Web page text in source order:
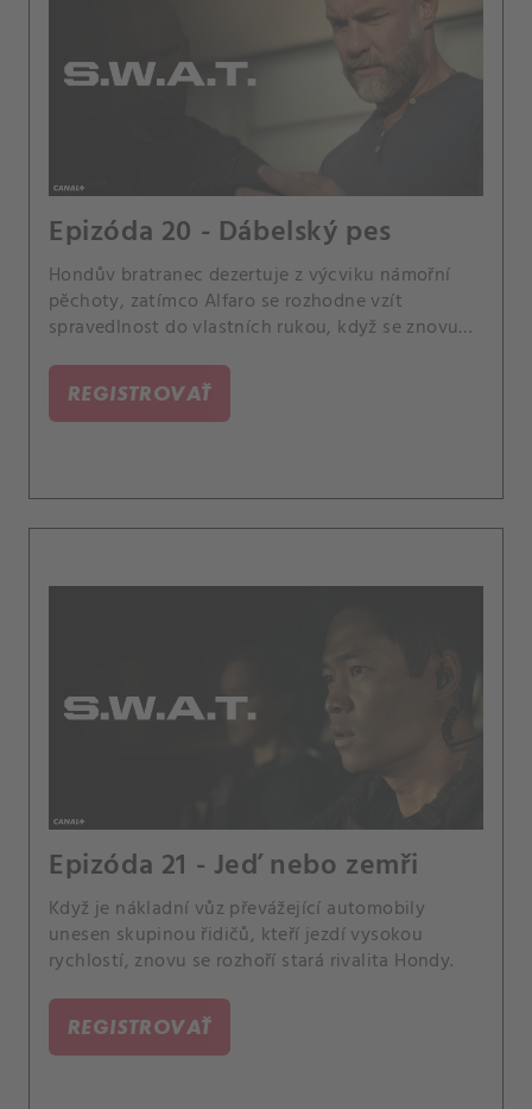
Epizóda 20 - Dábelský pes
Hondův bratranec dezertuje z výcviku námořní
pěchoty, zatímco Alfaro se rozhodne vzít
spravedlnost do vlastních rukou, když se znovu
REGISTROVAŤ
Epizóda 21 - Jeď nebo zemři
Když je nákladní vůz převážející automobily
unesen skupinou řidičů, kteří jezdí vysokou
rychlostí, znovu se rozhoří stará rivalita Hondy.
REGISTROVAŤ